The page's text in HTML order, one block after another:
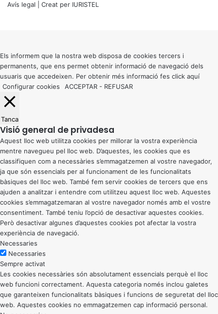
Avís legal | Creat per IURISTEL
button
Els informem que la nostra web disposa de cookies tercers i
permanents, que ens permet obtenir informació de navegació dels
usuaris que accedeixen. Per obtenir més informació fes click aquí
Configurar cookies
ACCEPTAR - REFUSAR
Tanca
Visió general de privadesa
Aquest lloc web utilitza cookies per millorar la vostra experiència
mentre navegueu pel lloc web. D’aquestes, les cookies que es
classifiquen com a necessàries s’emmagatzemen al vostre navegador,
ja que són essencials per al funcionament de les funcionalitats
bàsiques del lloc web. També fem servir cookies de tercers que ens
ajuden a analitzar i entendre com utilitzeu aquest lloc web. Aquestes
cookies s’emmagatzemaran al vostre navegador només amb el vostre
consentiment. També teniu l’opció de desactivar aquestes cookies.
Però desactivar algunes d’aquestes cookies pot afectar la vostra
experiència de navegació.
Necessaries
Necessaries
Sempre activat
Les cookies necessàries són absolutament essencials perquè el lloc
web funcioni correctament. Aquesta categoria només inclou galetes
que garanteixen funcionalitats bàsiques i funcions de seguretat del lloc
web. Aquestes cookies no emmagatzemen cap informació personal.